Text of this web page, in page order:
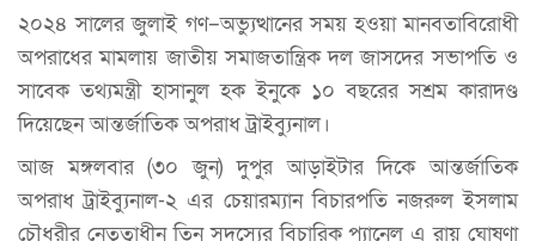
২০২৪ সালের জুলাই গণ–অভ্যুত্থানের সময় হওয়া মানবতাবিরোধী
অপরাধের মামলায় জাতীয় সমাজতান্ত্রিক দল জাসদের সভাপতি ও
সাবেক তথ্যমন্ত্রী হাসানুল হক ইনুকে ১০ বছরের সশ্রম কারাদণ্ড
দিয়েছেন আন্তর্জাতিক অপরাধ ট্রাইব্যুনাল।
আজ মঙ্গলবার (৩০ জুন) দুপুর আড়াইটার দিকে আন্তর্জাতিক
অপরাধ ট্রাইব্যুনাল-২ এর চেয়ারম্যান বিচারপতি নজরুল ইসলাম
চৌধুরীর নেতৃত্বাধীন তিন সদস্যের বিচারিক প্যানেল এ রায় ঘোষণা